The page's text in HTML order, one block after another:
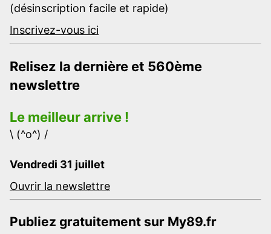
(désinscription facile et rapide)
Inscrivez-vous ici
Relisez la dernière et 560ème
newslettre
Le meilleur arrive !
\ (^o^) /
Vendredi 31 juillet
Ouvrir la newslettre
Publiez gratuitement sur My89.fr